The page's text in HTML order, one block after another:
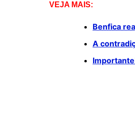
VEJA MAIS:
Benfica
A